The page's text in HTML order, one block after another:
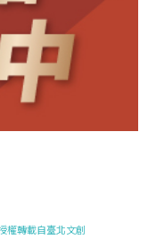
權轉載自臺北文創